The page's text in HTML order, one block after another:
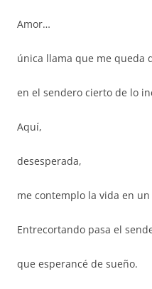
Amor…
única llama que me queda
en el sendero cierto de lo
Aquí,
desesperada,
me contemplo la vida en
Entrecortando pasa el
que esperancé de sueño.